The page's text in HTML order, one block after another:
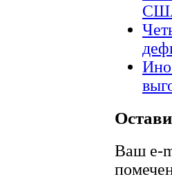
Ваш e-